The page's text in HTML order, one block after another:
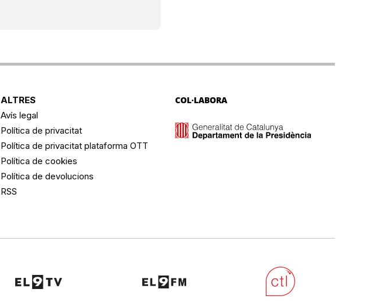
ALTRES
Avís legal
Política de privacitat
Política de privacitat plataforma OTT
Política de cookies
Política de devolucions
RSS
COL·LABORA